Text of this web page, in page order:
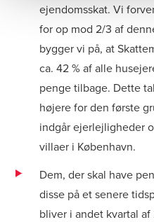
ejendomsskat. Vi
for op mod 2/3 af
bygger vi på, at
ca. 42 % af alle
penge tilbage. Dette
højere for den første
indgår ejerlejligheder
villaer i København.
Dem, der skal have
disse på et senere
bliver i andet kvartal af